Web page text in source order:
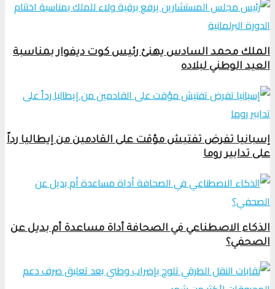
الملك محمد السادس يهنئ رئيس كوت ديفوار بمناسبة
العيد الوطني لبلاده
إسبانيا تفرض تفتيش مؤقت على القادمين من إيطاليا رداً
على تدابير روما
الذكاء الاصطناعي في الصحافة أداة مساعدة أم بديل عن
الصحفي؟